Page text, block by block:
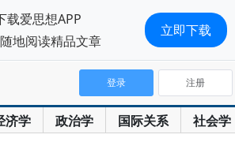
济学 政治学 国际关系 社会学
登录 注册
载爱思想APP
地阅读精品文章
立即下载